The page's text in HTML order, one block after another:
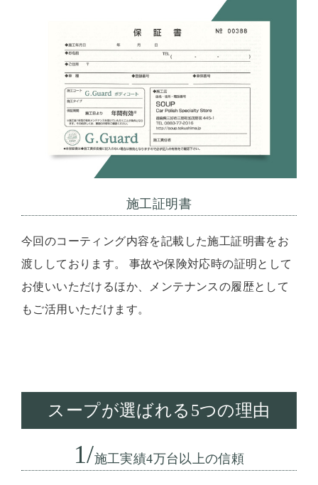
施工証明書
今回のコーティング内容を記載した施工証明書をお
渡ししております。 事故や保険対応時の証明として
お使いいただけるほか、メンテナンスの履歴として
もご活用いただけます。
スープが選ばれる5つの理由
1/施工実績4万台以上の信頼